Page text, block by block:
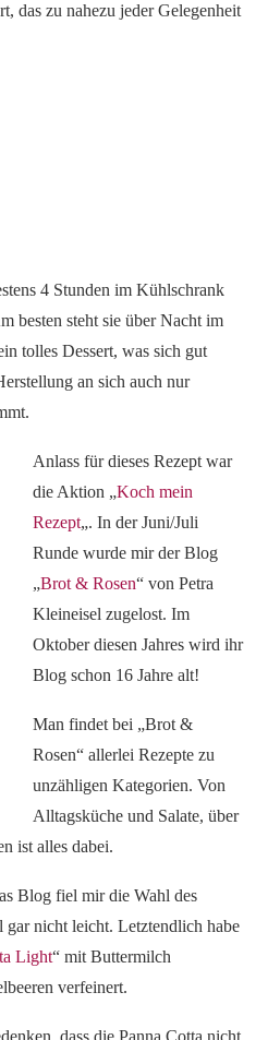
das zu nahezu jeder Gelegenheit
4 Stunden im Kühlschrank
besten steht sie über Nacht im
tolles Dessert, was sich gut
an sich auch nur
Anlass für dieses Rezept war
die Aktion „Koch mein
Rezept„. In der Juni/Juli
Runde wurde mir der Blog
„Brot & Rosen“ von Petra
Kleineisel zugelost. Im
Oktober diesen Jahres wird ihr
Blog schon 16 Jahre alt!
Man findet bei „Brot &
Rosen“ allerlei Rezepte zu
unzähligen Kategorien. Von
Alltagsküche und Salate, über
ist alles dabei.
Blog fiel mir die Wahl des
gar nicht leicht. Letztendlich habe
Light“ mit Buttermilch
verfeinert.